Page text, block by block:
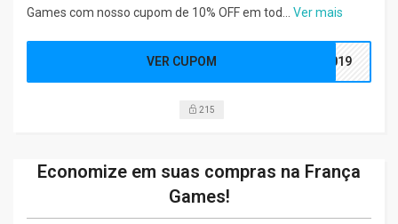
Games com nosso cupom de 10% OFF em tod... Ver mais
VER CUPOM 2019
215
Economize em suas compras na França
Games!